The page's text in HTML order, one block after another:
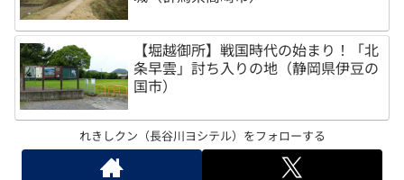
【堀越御所】戦国時代の始まり！「北
条早雲」討ち入りの地（静岡県伊豆の
国市）
れきしクン（長谷川ヨシテル）をフォローする